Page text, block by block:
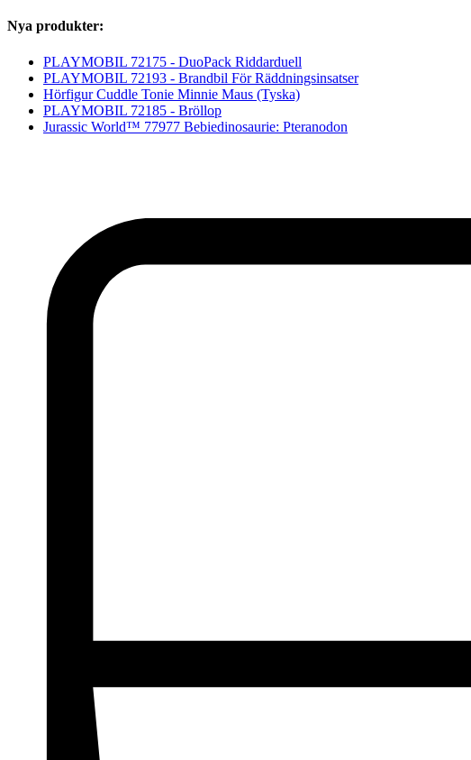
Nya produkter:
PLAYMOBIL 72175 - DuoPack Riddarduell
PLAYMOBIL 72193 - Brandbil För Räddningsinsatser
Hörfigur Cuddle Tonie Minnie Maus (Tyska)
PLAYMOBIL 72185 - Bröllop
Jurassic World™ 77977 Bebiedinosaurie: Pteranodon